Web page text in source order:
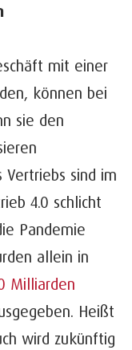
mit einer
können bei
sie den
Vertriebs sind im
4.0 schlicht
Pandemie
allein in
Milliarden
Heißt
wird zukünftig